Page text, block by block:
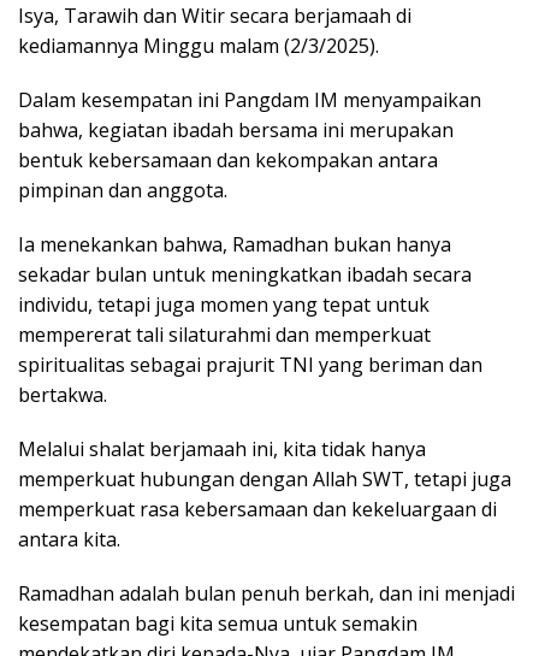
Isya, Tarawih dan Witir secara berjamaah di
kediamannya Minggu malam (2/3/2025).
Dalam kesempatan ini Pangdam IM menyampaikan
bahwa, kegiatan ibadah bersama ini merupakan
bentuk kebersamaan dan kekompakan antara
pimpinan dan anggota.
Ia menekankan bahwa, Ramadhan bukan hanya
sekadar bulan untuk meningkatkan ibadah secara
individu, tetapi juga momen yang tepat untuk
mempererat tali silaturahmi dan memperkuat
spiritualitas sebagai prajurit TNI yang beriman dan
bertakwa.
Melalui shalat berjamaah ini, kita tidak hanya
memperkuat hubungan dengan Allah SWT, tetapi juga
memperkuat rasa kebersamaan dan kekeluargaan di
antara kita.
Ramadhan adalah bulan penuh berkah, dan ini menjadi
kesempatan bagi kita semua untuk semakin